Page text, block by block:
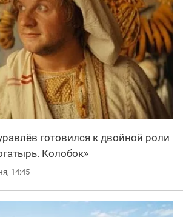
готовился к двойной роли
Колобок»
14:45